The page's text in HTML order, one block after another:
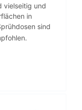
vielseitig und
in
sind